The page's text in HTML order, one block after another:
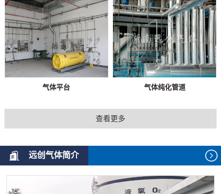
气体平台 气体纯化管道
查看更多
远创气体简介